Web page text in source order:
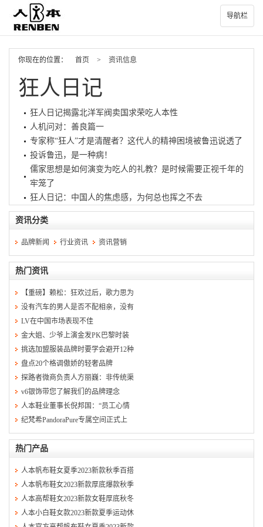
导航栏
你现在的位置： 首页 > 资讯信息
狂人日记
狂人日记揭露北洋军阀卖国求荣吃人本性
人机问对：善良篇一
专家称“狂人”才是清醒者？这代人的精神困境被鲁迅说透了
投诉鲁迅，是一种病！
儒家思想是如何演变为吃人的礼教？是时候需要正视千年的
牢笼了
狂人日记：中国人的焦虑感，为何总也挥之不去
资讯分类
品牌新闻 行业资讯 资讯营销
热门资讯
【重磅】赖松：狂欢过后，歌力思为
没有汽车的男人是否不配相亲，没有
LV在中国市场表现不佳
金大姐、少爷上演金发PK巴黎时装
挑选加盟服装品牌时要学会避开12种
盘点20个格调傲娇的轻奢品牌
探路者微商负责人方丽巍：非传统渠
v6银饰带您了解我们的品牌理念
人本鞋业董事长倪邦国：“员工心情
纪梵希PandoraPure专属空间正式上
热门产品
人本帆布鞋女夏季2023新款秋季百搭
人本帆布鞋女2023新款厚底爆款秋季
人本高帮鞋女2023新款女鞋厚底秋冬
人本小白鞋女款2023新款夏季运动休